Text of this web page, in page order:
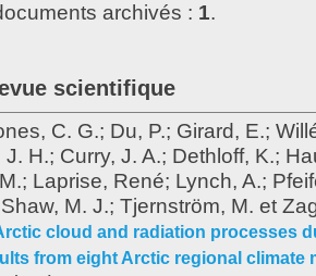
archivés : 1.
scientifique
C. G.; Du, P.; Girard, E.;
J. H.; Curry, J. A.; Dethloff, K.;
; Laprise, René; Lynch, A.;
Shaw, M. J.; Tjernström, M. et
cloud and radiation processes
from eight Arctic regional climate